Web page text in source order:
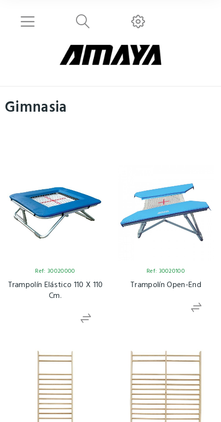
Gimnasia
Ref: 30020000
Trampolín Elástico 110 X 110
Cm.
Ref: 30020100
Trampolín Open-End